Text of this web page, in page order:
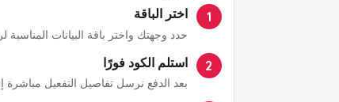
1 اختر الباقة
حدد وجهتك واختر باقة البيانات المناسبة
2 استلم الكود فورًا
بعد الدفع نرسل تفاصيل التفعيل مباشرة